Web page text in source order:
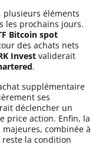
plusieurs éléments
les prochains jours.
Bitcoin spot
des achats nets
Invest validerait
.
supplémentaire
ses
déclencher un
price action. Enfin, la
combinée à
reste la condition